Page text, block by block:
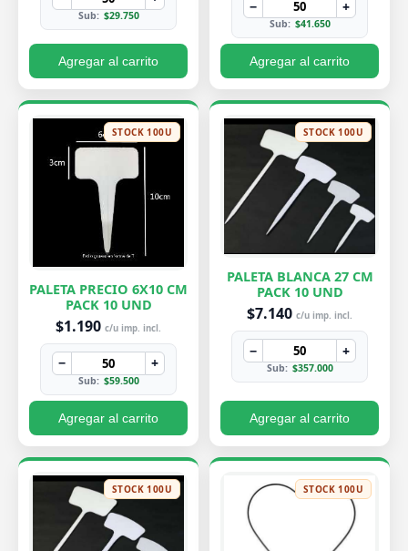
Sub: $29.750
Agregar al carrito
− +
Sub: $41.650
Agregar al carrito
STOCK 100U
PALETA PRECIO 6X10 CM
PACK 10 UND
$1.190 c/u imp. incl.
− +
Sub: $59.500
Agregar al carrito
STOCK 100U
PALETA BLANCA 27 CM
PACK 10 UND
$7.140 c/u imp. incl.
− +
Sub: $357.000
Agregar al carrito
STOCK 100U STOCK 100U